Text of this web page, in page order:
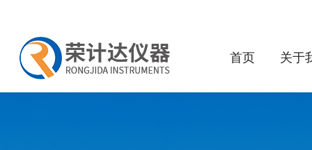
首页 关于